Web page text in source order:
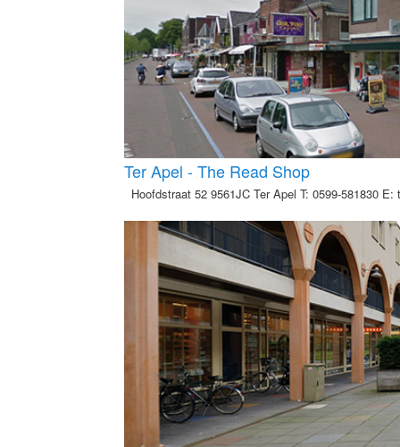
Ter Apel - The Read Shop
Hoofdstraat 52 9561JC Ter Apel T: 0599-581830